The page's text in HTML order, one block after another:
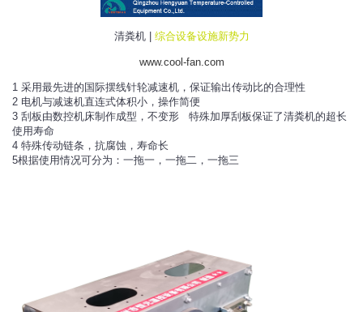
清粪机 | 综合设备设施新势力
www.cool-fan.com
1 采用最先进的国际摆线针轮减速机，保证输出传动比的合理性
2 电机与减速机直连式体积小，操作简便
3 刮板由数控机床制作成型，不变形 特殊加厚刮板保证了清粪机的超长
使用寿命
4 特殊传动链条，抗腐蚀，寿命长
5根据使用情况可分为：一拖一，一拖二，一拖三